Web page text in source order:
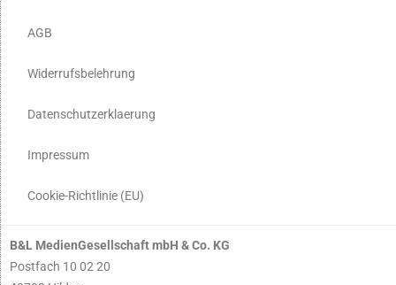
AGB
Widerrufsbelehrung
Datenschutzerklaerung
Impressum
Cookie-Richtlinie (EU)
B&L MedienGesellschaft mbH & Co. KG
Postfach 10 02 20